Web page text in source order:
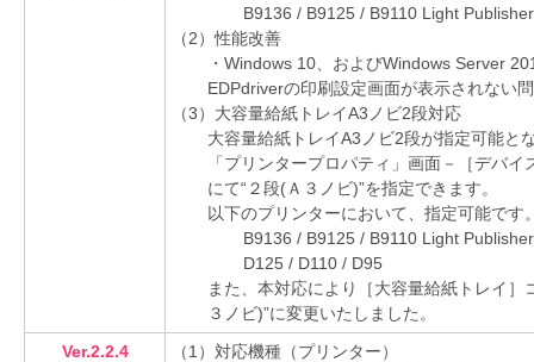
B9136 / B9125 / B9110 Light Publisher
（2）性能改善
・Windows 10、およびWindows Server
EDPdriverの印刷設定画面が表示されない
（3）大容量給紙トレイA3ノビ2段対応
大容量給紙トレイA3ノビ2段が指定可能と
「プリンタープロパティ」画面－［デバ
にて“２段(Ａ３ノビ)”を指定できます。
以下のプリンターにおいて、指定可能です
B9136 / B9125 / B9110 Light Publisher
D125 / D110 / D95
また、本対応により［大容量給紙トレイ］
３ノビ)”に変更いたしました。
Ver.2.2.4
（1）対応機種（プリンター）